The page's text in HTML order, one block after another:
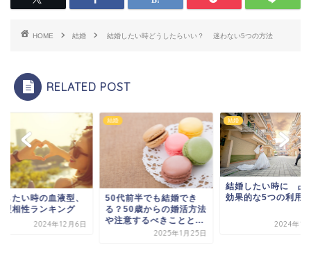
HOME 結婚 結婚したい時どうしたらいい？ 迷わない5つの方法
RELATED POST
前半でも結婚でき
50歳からの婚活方法
意するべきことと...
結婚
結婚したい時に 占いの
効果的な5つの利用方法
2024年12月5日
結婚